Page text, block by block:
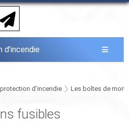
d’incendie Les boîtes de
fusibles